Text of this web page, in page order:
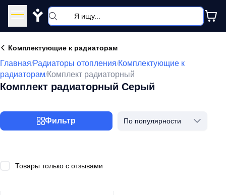
Y
Комплектующие к радиаторам
Главная/Радиаторы отопления/Комплектующие к
радиаторам/Комплект радиаторный
Комплект радиаторный Серый
Фильтр По популярности
Товары только с отзывами